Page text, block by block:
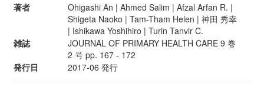
著者
Ohigashi An | Ahmed Salim | Afzal Arfan R. |
Shigeta Naoko | Tam-Tham Helen | 神田 秀幸
| Ishikawa Yoshihiro | Turin Tanvir C.
雑誌
JOURNAL OF PRIMARY HEALTH CARE 9 巻
2 号 pp. 167 - 172
発行日
2017-06 発行